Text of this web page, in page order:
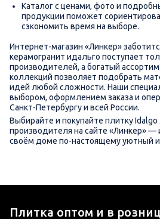
Каталог с ценами, фото и
продукции поможет
сэкономить время на выборе.
Интернет-магазин «Линкер»
керамогранит идальго поступает
производителей, а богатый
коллекций позволяет подобрать
идей любой сложности. Наши
выбором, оформлением заказа и
Санкт-Петербургу и всей России.
Выбирайте и покупайте плитку
производителя на сайте «Линкер» —
своём доме по-настоящему уютный
Плитка оптом и в